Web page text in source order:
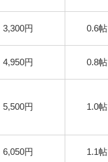
3,300円 0.6帖
4,950円 0.8帖
5,500円 1.0帖
6,050円 1.1帖